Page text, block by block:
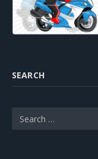
SEARCH